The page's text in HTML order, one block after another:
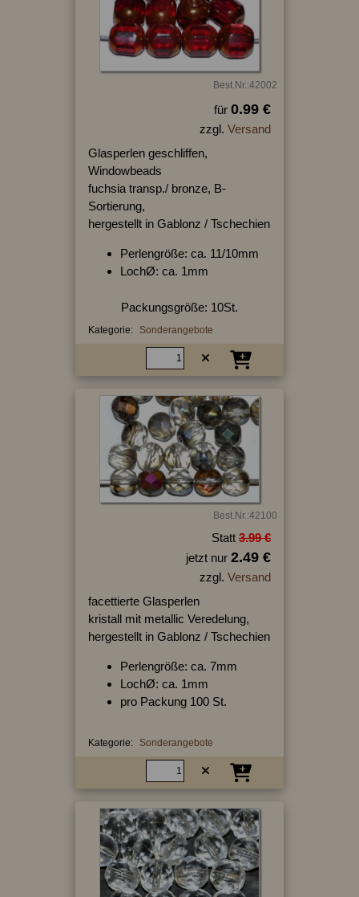
Best.Nr.:42002
für 0.99 €
zzgl. Versand
Glasperlen geschliffen,
Windowbeads
fuchsia transp./ bronze, B-
Sortierung,
hergestellt in Gablonz / Tschechien
Perlengröße: ca. 11/10mm
LochØ: ca. 1mm
Packungsgröße: 10St.
Kategorie: Sonderangebote
Best.Nr.:42100
Statt 3.99 €
jetzt nur 2.49 €
zzgl. Versand
facettierte Glasperlen
kristall mit metallic Veredelung,
hergestellt in Gablonz / Tschechien
Perlengröße: ca. 7mm
LochØ: ca. 1mm
pro Packung 100 St.
Kategorie: Sonderangebote